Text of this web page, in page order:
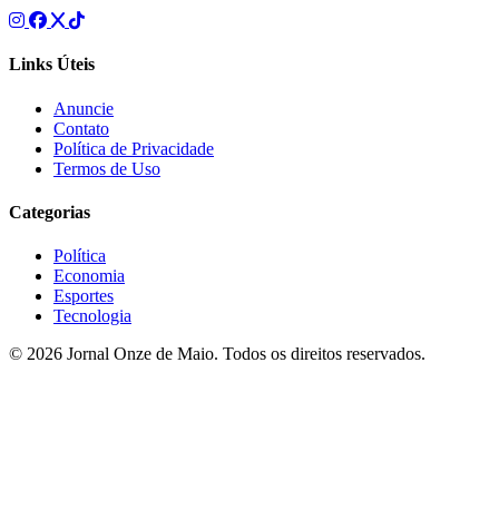
Links Úteis
Anuncie
Contato
Política de Privacidade
Termos de Uso
Categorias
Política
Economia
Esportes
Tecnologia
© 2026 Jornal Onze de Maio. Todos os direitos reservados.